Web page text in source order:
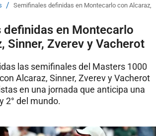
/ Semifinales definidas en Montecarlo con Alcaraz,
definidas en Montecarlo
Sinner, Zverev y Vacherot
las semifinales del Masters 1000
Alcaraz, Sinner, Zverev y Vacherot
en una jornada que anticipa una
2° del mundo.